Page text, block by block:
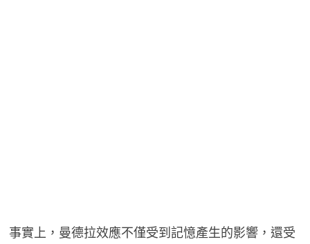
事實上，曼德拉效應不僅受到記憶產生的影響，還受